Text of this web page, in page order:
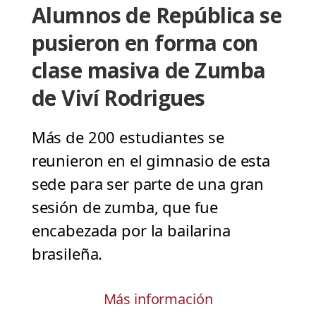
Alumnos de República se
pusieron en forma con
clase masiva de Zumba
de Viví Rodrigues
Más de 200 estudiantes se
reunieron en el gimnasio de esta
sede para ser parte de una gran
sesión de zumba, que fue
encabezada por la bailarina
brasileña.
Más información